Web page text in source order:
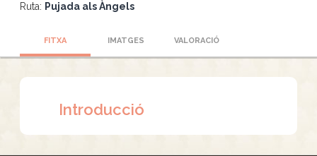
Ruta: Pujada als Àngels
FITXA IMATGES VALORACIÓ
Introducció